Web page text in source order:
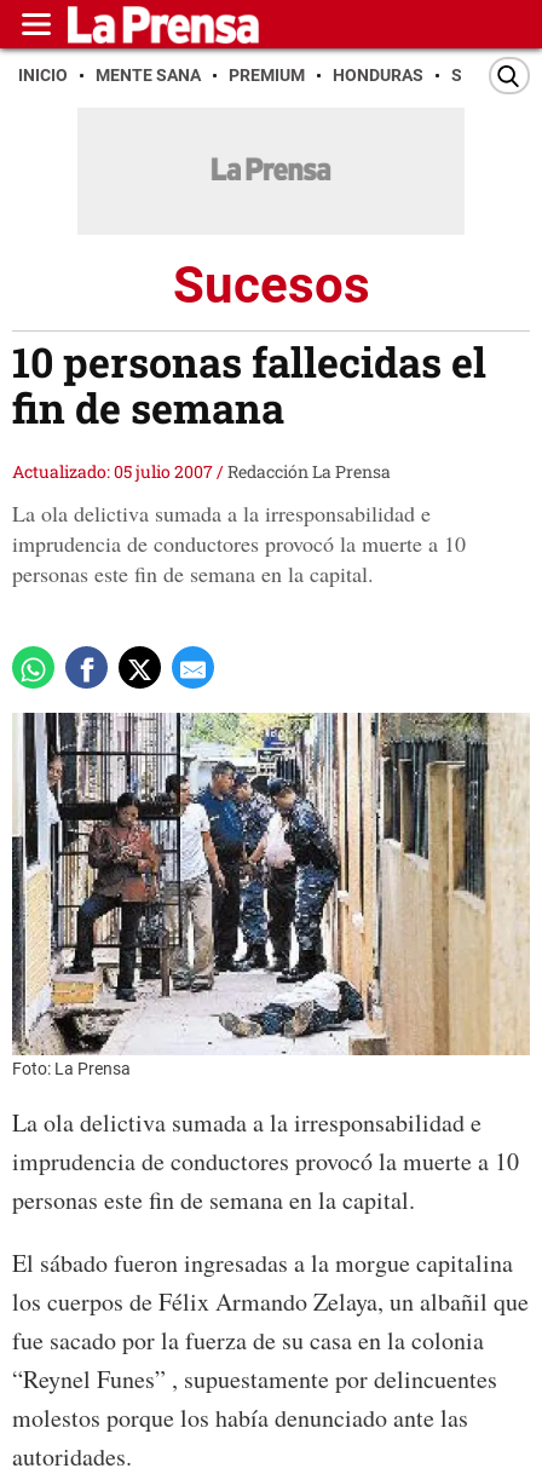
INICIO MENTE SANA PREMIUM HONDURAS SAN PEDRO
Sucesos
10 personas fallecidas el
fin de semana
Actualizado: 05 julio 2007/Redacción La Prensa
La ola delictiva sumada a la irresponsabilidad e
imprudencia de conductores provocó la muerte a 10
personas este fin de semana en la capital.
Foto: La Prensa
La ola delictiva sumada a la irresponsabilidad e
imprudencia de conductores provocó la muerte a 10
personas este fin de semana en la capital.
El sábado fueron ingresadas a la morgue capitalina
los cuerpos de Félix Armando Zelaya, un albañil que
fue sacado por la fuerza de su casa en la colonia
“Reynel Funes” , supuestamente por delincuentes
molestos porque los había denunciado ante las
autoridades.